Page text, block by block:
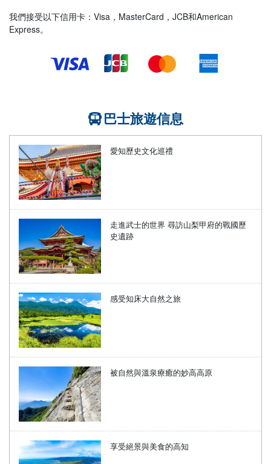
我們接受以下信用卡：Visa，MasterCard，JCB和American
Express。
巴士旅遊信息
愛知歷史文化巡禮
走進武士的世界 尋訪山梨甲府的戰國歷
史遺跡
感受知床大自然之旅
被自然與溫泉療癒的妙高高原
享受絕景與美食的高知